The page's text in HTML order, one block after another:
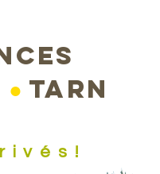
●Tarn